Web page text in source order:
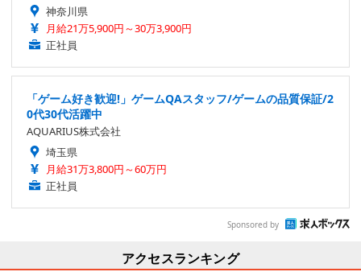
神奈川県
月給21万5,900円～30万3,900円
正社員
「ゲーム好き歓迎!」ゲームQAスタッフ/ゲームの品質保証/2
0代30代活躍中
AQUARIUS株式会社
埼玉県
月給31万3,800円～60万円
正社員
Sponsored by
アクセスランキング